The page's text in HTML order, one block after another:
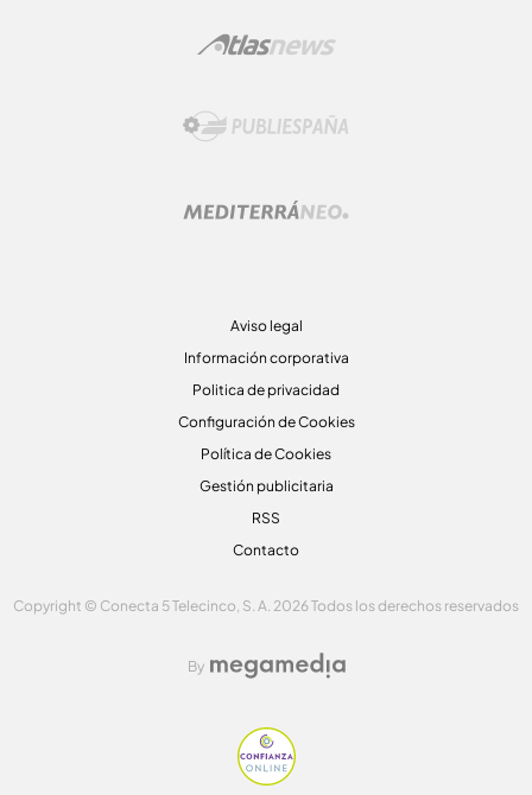
Aviso legal
Información corporativa
Politica de privacidad
Configuración de Cookies
Política de Cookies
Gestión publicitaria
RSS
Contacto
Copyright © Conecta 5 Telecinco, S. A. 2026 Todos los derechos reservados
By